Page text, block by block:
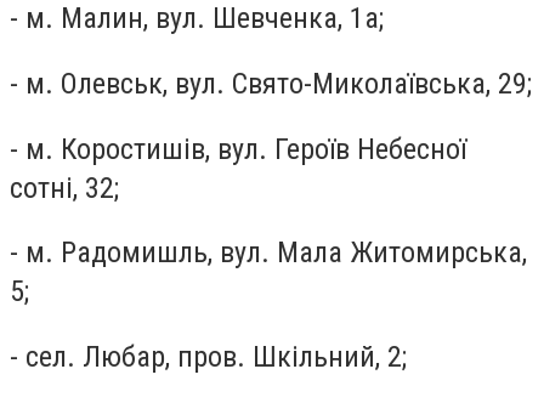
- м. Малин, вул. Шевченка, 1а;
- м. Олевськ, вул. Свято-Миколаївська, 29;
- м. Коростишів, вул. Героїв Небесної
сотні, 32;
- м. Радомишль, вул. Мала Житомирська,
5;
- сел. Любар, пров. Шкільний, 2;